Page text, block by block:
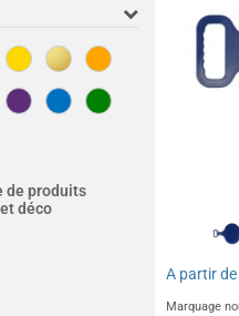
de produits
déco
A partir de
Marquage